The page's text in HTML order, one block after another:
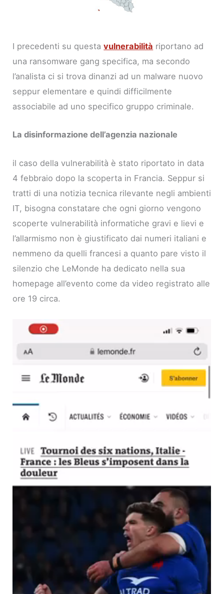
I precedenti su questavulnerabilità riportano ad
una ransomware gang specifica, ma secondo
l’analista ci si trova dinanzi ad un malware nuovo
seppur elementare e quindi difficilmente
associabile ad uno specifico gruppo criminale.
La disinformazione dell’agenzia nazionale
il caso della vulnerabilità è stato riportato in data
4 febbraio dopo la scoperta in Francia. Seppur si
tratti di una notizia tecnica rilevante negli ambienti
IT, bisogna constatare che ogni giorno vengono
scoperte vulnerabilità informatiche gravi e lievi e
l’allarmismo non è giustificato dai numeri italiani e
nemmeno da quelli francesi a quanto pare visto il
silenzio che LeMonde ha dedicato nella sua
homepage all’evento come da video registrato alle
ore 19 circa.